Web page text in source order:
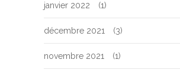
janvier 2022 (1)
décembre 2021 (3)
novembre 2021 (1)